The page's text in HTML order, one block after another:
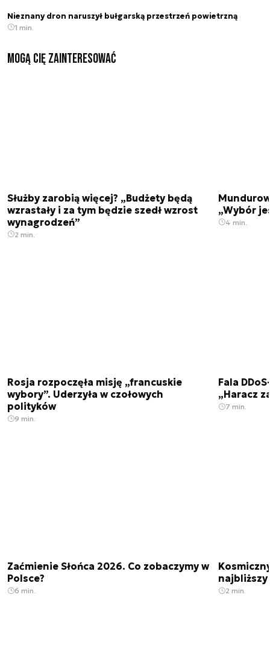
Nieznany dron naruszył bułgarską przestrzeń powietrzną
1 min.
Mogą Cię zainteresować
Służby zarobią więcej? „Budżety będą
wzrastały i za tym będzie szedł wzrost
wynagrodzeń”
2 min.
„Wybór
4 min.
Rosja rozpoczęła misję „francuskie
wybory”. Uderzyła w czołowych
polityków
9 min.
Fala
„Haracz
7 min.
Zaćmienie Słońca 2026. Co zobaczymy w
Polsce?
6 min. 2 min.